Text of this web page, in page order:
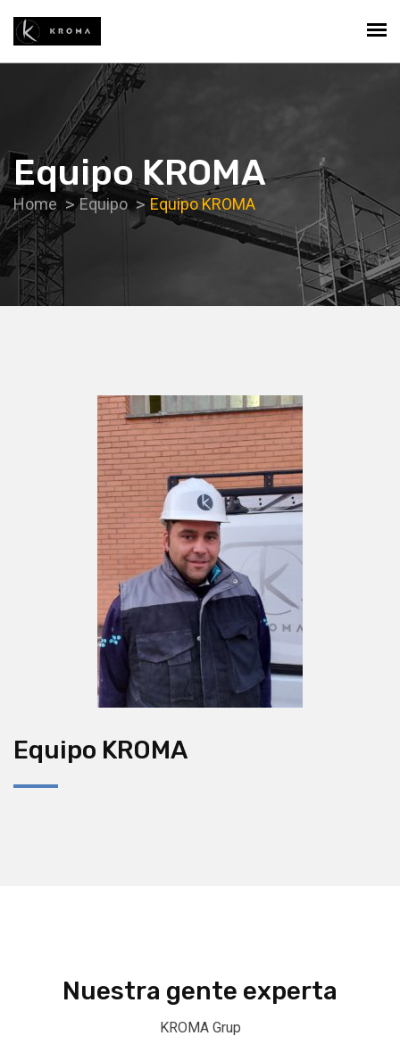
Equipo KROMA
Home Equipo Equipo KROMA
Equipo KROMA
Nuestra gente experta
KROMA Grup